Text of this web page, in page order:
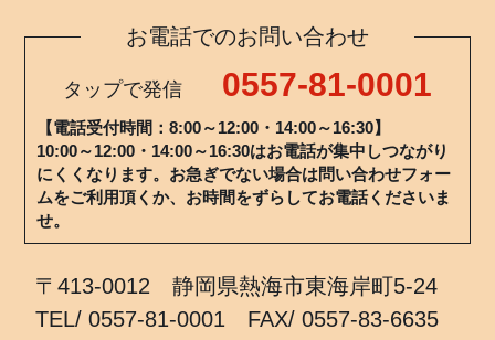
お電話でのお問い合わせ
タップで発信 0557-81-0001
【電話受付時間：8:00～12:00・14:00～16:30】
10:00～12:00・14:00～16:30はお電話が集中しつながり
にくくなります。お急ぎでない場合は問い合わせフォー
ムをご利用頂くか、お時間をずらしてお電話くださいま
せ。
〒413-0012 静岡県熱海市東海岸町5-24
TEL/ 0557-81-0001 FAX/ 0557-83-6635